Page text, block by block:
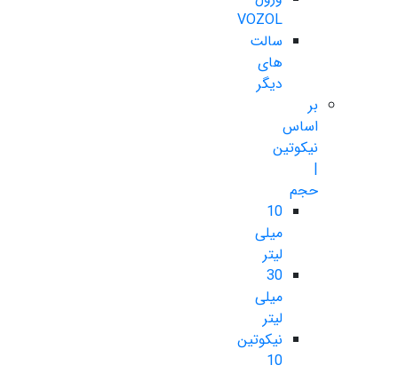
VOZOL
سالت
های
دیگر
بر
اساس
نیکوتین
|
حجم
10
میلی
لیتر
30
میلی
لیتر
نیکوتین
10